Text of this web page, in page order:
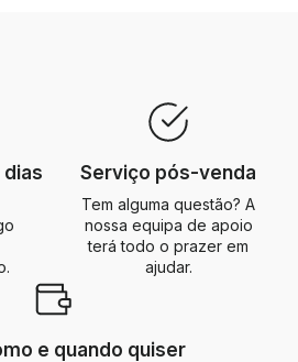
dias Serviço pós-venda
Tem alguma questão? A
nossa equipa de apoio
terá todo o prazer em
ajudar.
e quando quiser